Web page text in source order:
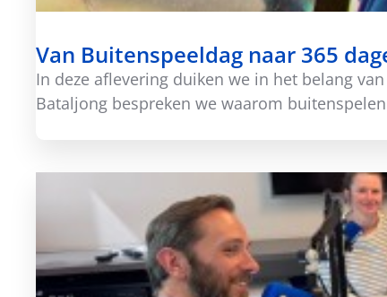
Van Buitenspeeldag naar 365
In deze aflevering duiken we in het belang
Bataljong bespreken we waarom